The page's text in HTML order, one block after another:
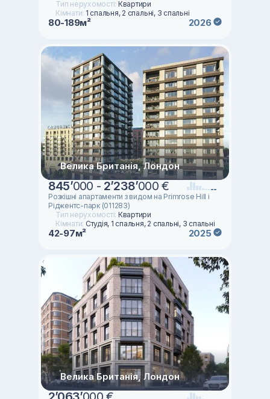
Тип нерухомості: Квартири
Кімнати: 1 спальня, 2 спальні, 3 спальні
80-189м² 2026
Велика Британія, Лондон
845’000 - 2’238’000 €
Розкішні апартаменти з видом на Primrose Hill і
Ріджентс-парк (011283)
Тип нерухомості: Квартири
Кімнати: Студія, 1 спальня, 2 спальні, 3 спальні
42-97м² 2025
Велика Британія, Лондон